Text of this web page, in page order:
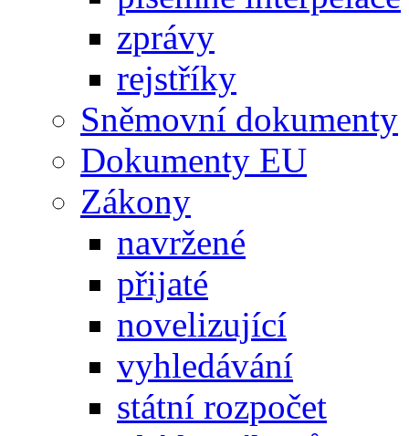
zprávy
rejstříky
Sněmovní dokumenty
Dokumenty EU
Zákony
navržené
přijaté
novelizující
vyhledávání
státní rozpočet